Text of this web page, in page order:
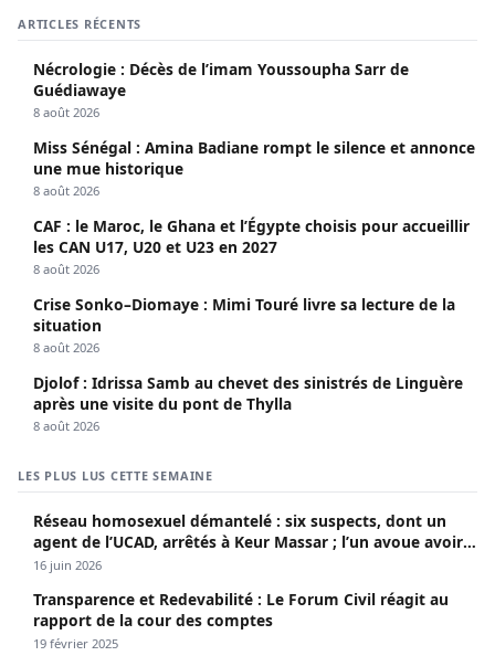
ARTICLES RÉCENTS
Nécrologie : Décès de l’imam Youssoupha Sarr de
Guédiawaye
8 août 2026
Miss Sénégal : Amina Badiane rompt le silence et annonce
une mue historique
8 août 2026
CAF : le Maroc, le Ghana et l’Égypte choisis pour accueillir
les CAN U17, U20 et U23 en 2027
8 août 2026
Crise Sonko–Diomaye : Mimi Touré livre sa lecture de la
situation
8 août 2026
Djolof : Idrissa Samb au chevet des sinistrés de Linguère
après une visite du pont de Thylla
8 août 2026
LES PLUS LUS CETTE SEMAINE
Réseau homosexuel démantelé : six suspects, dont un
agent de l’UCAD, arrêtés à Keur Massar ; l’un avoue avoir
propagé le VIH depuis 2018
16 juin 2026
Transparence et Redevabilité : Le Forum Civil réagit au
rapport de la cour des comptes
19 février 2025